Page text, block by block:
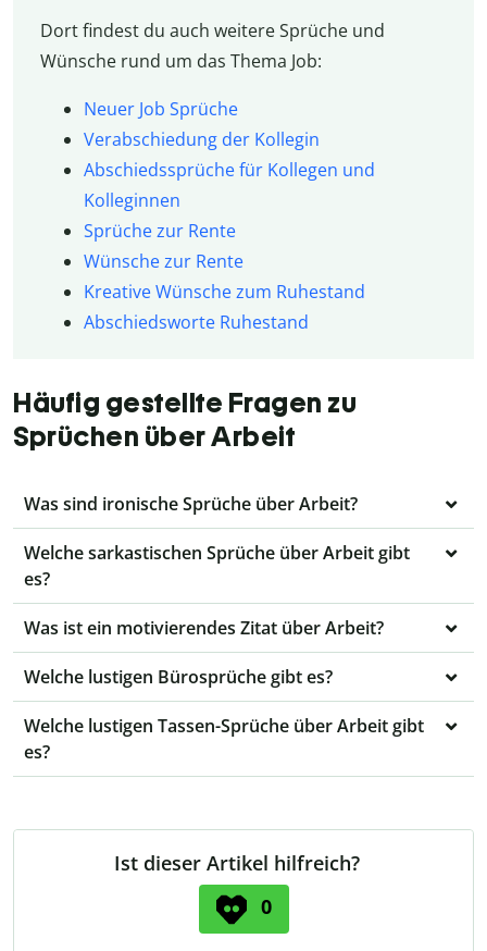
Dort findest du auch weitere Sprüche und
Wünsche rund um das Thema Job:
Neuer Job Sprüche
Verabschiedung der Kollegin
Abschiedssprüche für Kollegen und
Kolleginnen
Sprüche zur Rente
Wünsche zur Rente
Kreative Wünsche zum Ruhestand
Abschiedsworte Ruhestand
Häufig gestellte Fragen zu
Sprüchen über Arbeit
Was sind ironische Sprüche über Arbeit?
Welche sarkastischen Sprüche über Arbeit gibt
es?
Was ist ein motivierendes Zitat über Arbeit?
Welche lustigen Bürosprüche gibt es?
Welche lustigen Tassen-Sprüche über Arbeit gibt
es?
Ist dieser Artikel hilfreich?
0